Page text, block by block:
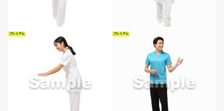
プレミアム プレミアム